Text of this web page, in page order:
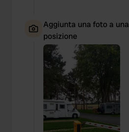
Aggiunta una foto a una
posizione